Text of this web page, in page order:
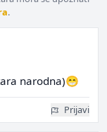
.
narodna)😁
Prijavi